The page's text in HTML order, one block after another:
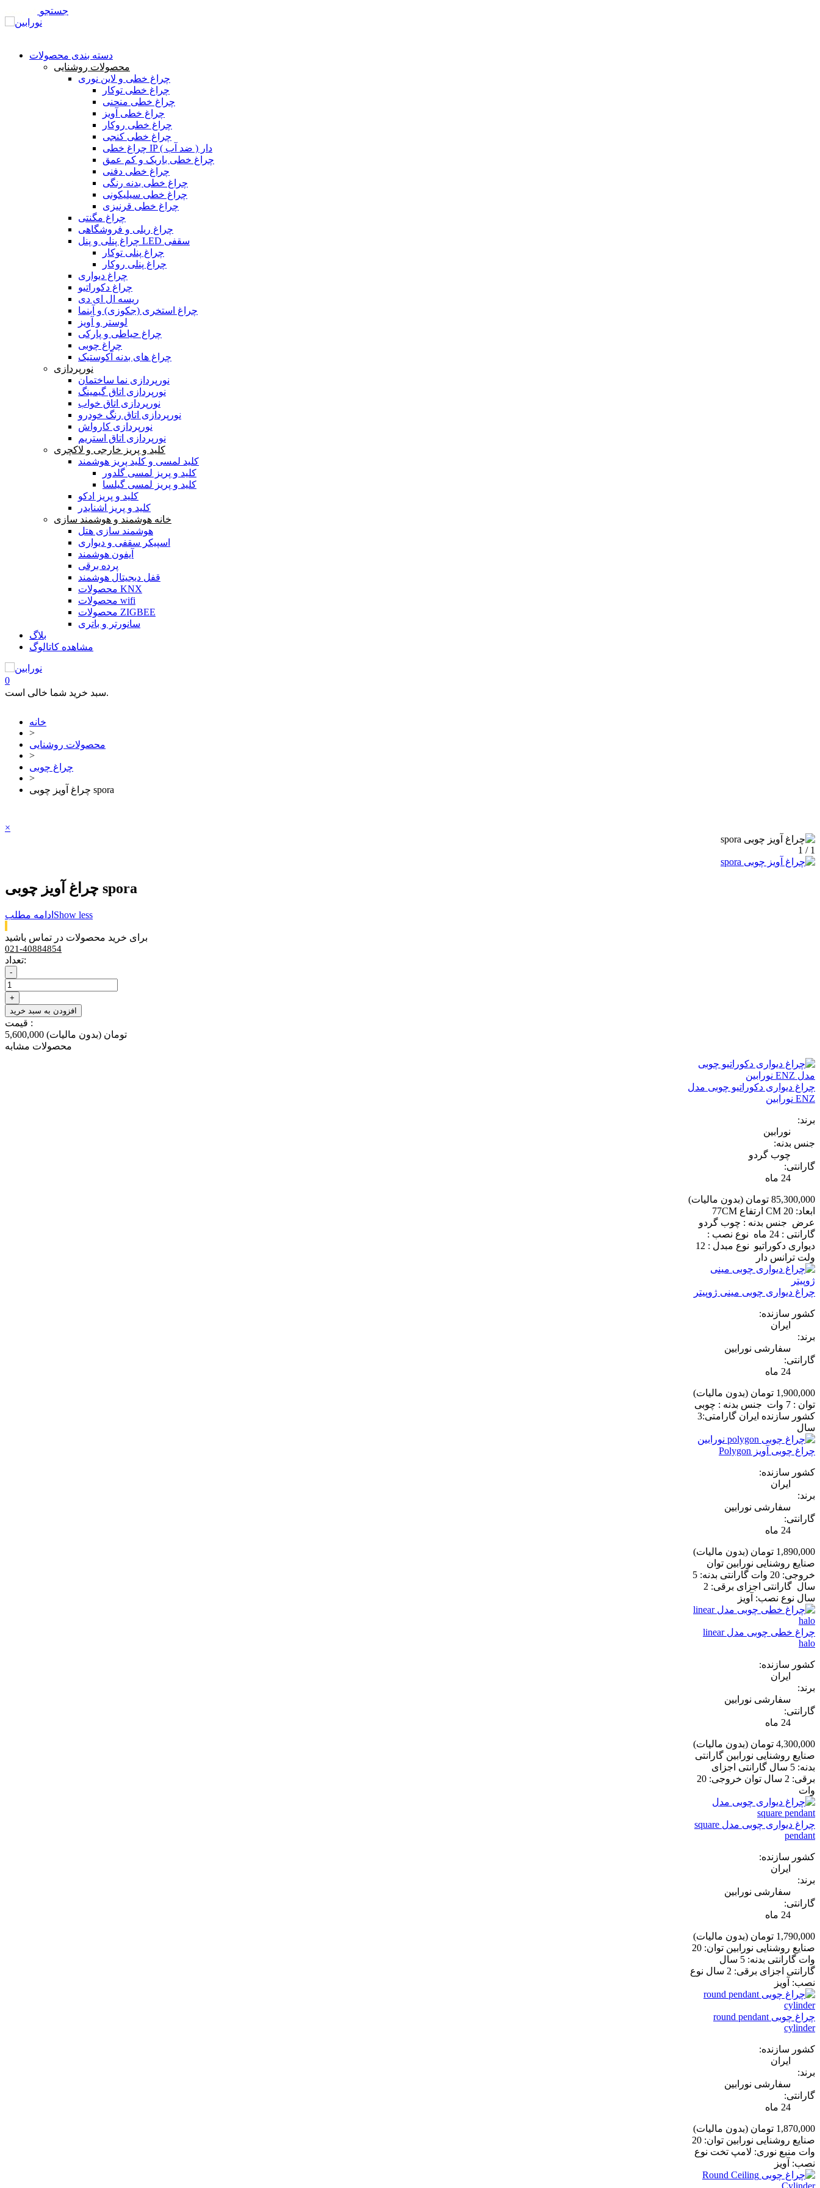
جستجو
دسته بندی محصولات
محصولات روشنایی
چراغ خطی و لاین نوری
چراغ خطی توکار
چراغ خطی منحنی
چراغ خطی آویز
چراغ خطی روکار
چراغ خطی کنجی
چراغ خطی IP دار ( ضد آب )
چراغ خطی باریک و کم عمق
چراغ خطی دفنی
چراغ خطی بدنه رنگی
چراغ خطی سیلیکونی
چراغ خطی قرنیزی
چراغ مگنتی
چراغ ریلی و فروشگاهی
چراغ پنلی و پنل LED سقفی
چراغ پنلی توکار
چراغ پنلی روکار
چراغ دیواری
چراغ دکوراتیو
ریسه ال ای دی
چراغ استخری (جکوزی) و آبنما
لوستر و آویز
چراغ حیاطی و پارکی
چراغ چوبی
چراغ های بدنه آکوستیک
نورپردازی
نورپردازی نما ساختمان
نورپردازی اتاق گیمینگ
نورپردازی اتاق خواب
نورپردازی اتاق رنگ خودرو
نورپردازی کارواش
نورپردازی اتاق استریم
کلید و پریز خارجی و لاکچری
کلید لمسی و کلید پریز هوشمند
کلید و پریز لمسی گلدور
کلید و پریز لمسی گیلسا
کلید و پریز ادکو
کلید و پریز اشنایدر
خانه هوشمند و هوشمند سازی
هوشمند سازی هتل
اسپیکر سقفی و دیواری
آیفون هوشمند
پرده برقی
قفل دیجیتال هوشمند
محصولات KNX
محصولات wifi
محصولات ZIGBEE
سانورتر و باتری
بلاگ
مشاهده کاتالوگ
0
سبد خرید شما خالی است.
خانه
>
محصولات روشنایی
>
چراغ چوبی
>
چراغ آویز چوبی spora
×
1 / 1
چراغ آویز چوبی spora
ادامه مطلب Show less
برای خرید محصولات در تماس باشید
021-40884854
تعداد:
-
+
افزودن به سبد خرید
قیمت :
5,600,000 تومان (بدون مالیات)
محصولات مشابه
چراغ دیواری دکوراتیو چوبی مدل
ENZ نورابین
برند:
نورابین
جنس بدنه:
چوب گردو
گارانتی:
24 ماه
85,300,000 تومان
(بدون مالیات)
ابعاد: 20 CM ارتفاع 77CM
عرض جنس بدنه : چوب گردو
گارانتی : 24 ماه نوع نصب :
دیواری دکوراتیو نوع مبدل : 12
ولت ترانس دار
چراغ دیواری چوبی مینی ژوپیتر
کشور سازنده:
ایران
برند:
سفارشی نورابین
گارانتی:
24 ماه
1,900,000 تومان
(بدون مالیات)
توان : 7 وات جنس بدنه : چوبی
کشور سازنده ایران گارامتی:3
سال
چراغ چوبی آویز Polygon
کشور سازنده:
ایران
برند:
سفارشی نورابین
گارانتی:
24 ماه
1,890,000 تومان
(بدون مالیات)
صنایع روشنایی نورابین توان
خروجی: 20 وات گارانتی بدنه: 5
سال گارانتی اجزای برقی: 2
سال نوع نصب: آویز
چراغ خطی چوبی مدل linear
halo
کشور سازنده:
ایران
برند:
سفارشی نورابین
گارانتی:
24 ماه
4,300,000 تومان
(بدون مالیات)
صنایع روشنایی نورابین گارانتی
بدنه: 5 سال گارانتی اجزای
برقی: 2 سال توان خروجی: 20
وات
چراغ دیواری چوبی مدل square
pendant
کشور سازنده:
ایران
برند:
سفارشی نورابین
گارانتی:
24 ماه
1,790,000 تومان
(بدون مالیات)
صنایع روشنایی نورابین توان: 20
وات گارانتی بدنه: 5 سال
گارانتی اجزای برقی: 2 سال نوع
نصب: آویز
چراغ چوبی round pendant
cylinder
کشور سازنده:
ایران
برند:
سفارشی نورابین
گارانتی:
24 ماه
1,870,000 تومان
(بدون مالیات)
صنایع روشنایی نورابین توان: 20
وات منبع نوری: لامپ تخت نوع
نصب: آویز